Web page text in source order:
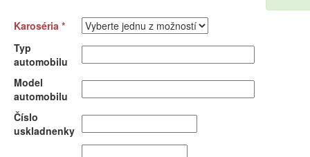
Karoséria *
Typ
automobilu
Model
automobilu
Číslo
uskladnenky